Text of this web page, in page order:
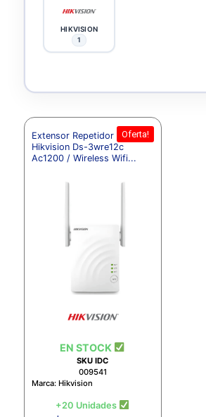
HIKVISION
1
Oferta!
Extensor Repetidor
Hikvision Ds-3wre12c
Ac1200 / Wireless Wifi...
EN STOCK
SKU IDC
009541
Marca: Hikvision
+20 Unidades